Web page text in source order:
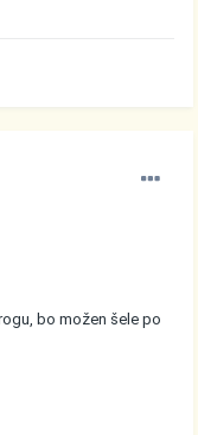
bo možen šele po